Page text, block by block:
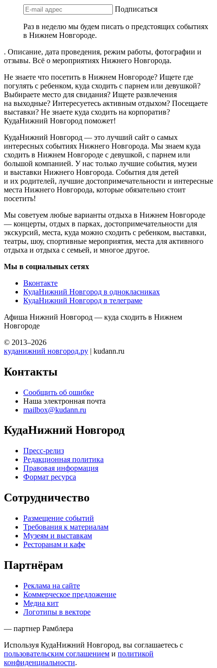
Подписаться
Раз в неделю мы будем писать о предстоящих событиях
в Нижнем Новгороде.
. Описание, дата проведения, режим работы, фотографии и
отзывы. Всё о мероприятиях Нижнего Новгорода.
Не знаете что посетить в Нижнем Новгороде? Ищете где
погулять с ребенком, куда сходить с парнем или девушкой?
Выбираете место для свидания? Ищете развлечения
на выходные? Интересуетесь активным отдыхом? Посещаете
выставки? Не знаете куда сходить на корпоратив?
КудаНижний Новгород поможет!
КудаНижний Новгород — это лучший сайт о самых
интересных событиях Нижнего Новгорода. Мы знаем куда
сходить в Нижнем Новгороде с девушкой, с парнем или
большой компанией. У нас только лучшие события, музеи
и выставки Нижнего Новгорода. События для детей
и их родителей, лучшие достопримечательности и интересные
места Нижнего Новгорода, которые обязательно стоит
посетить!
Мы советуем любые варианты отдыха в Нижнем Новгороде
— концерты, отдых в парках, достопримечательности для
экскурсий, места, куда можно сходить с ребенком, выставки,
театры, шоу, спортивные мероприятия, места для активного
отдыха и отдыха с семьей, и многое другое.
Мы в социальных сетях
Вконтакте
КудаНижний Новгород в однокласниках
КудаНижний Новгород в телеграме
Афиша Нижний Новгород — куда сходить в Нижнем
Новгороде
© 2013–2026
куданижний новгород.ру | kudann.ru
Контакты
Сообщить об ошибке
Наша электронная почта
mailbox@kudann.ru
КудаНижний Новгород
Пресс-релиз
Редакционная политика
Правовая информация
Формат ресурса
Сотрудничество
Размещение событий
Требования к материалам
Музеям и выставкам
Ресторанам и кафе
Партнёрам
Реклама на сайте
Коммерческое предложение
Медиа кит
Логотипы в векторе
— партнер Рамблера
Используя КудаНижний Новгород, вы соглашаетесь с
пользовательским соглашением и политикой
конфиденциальности.